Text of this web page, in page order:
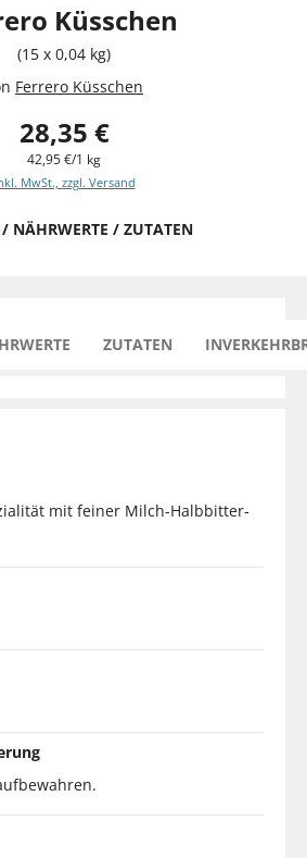
Küsschen
(15 x 0,04 kg)
Ferrero Küsschen
28,35 €
42,95 €/1 kg
MwSt., zzgl. Versand
NÄHRWERTE / ZUTATEN
ZUTATEN
mit feiner Milch-Halbbitter-